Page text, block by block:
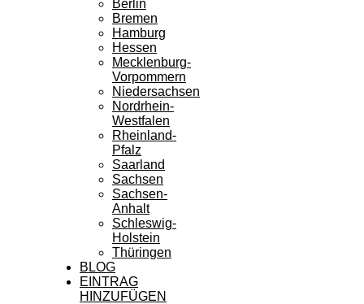
Berlin
Bremen
Hamburg
Hessen
Mecklenburg-
Vorpommern
Niedersachsen
Nordrhein-
Westfalen
Rheinland-
Pfalz
Saarland
Sachsen
Sachsen-
Anhalt
Schleswig-
Holstein
Thüringen
BLOG
EINTRAG
HINZUFÜGEN